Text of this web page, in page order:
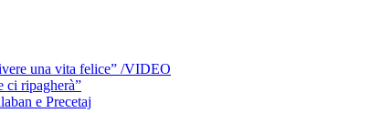
una vita felice” /VIDEO
ci ripagherà”
e Precetaj